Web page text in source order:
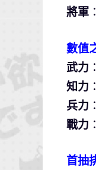
將軍
數值
武力
知力
兵力
戰力
首抽